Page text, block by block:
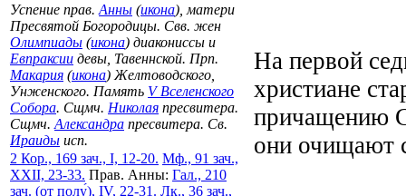
Успение прав. Анны (икона), матери
Пресвятой Богородицы. Свв. жен
Олимпиады (икона) диакониссы и
Евпраксии девы, Тавеннской. Прп.
Макария (икона) Желтоводского,
Унженского. Память V Вселенского
Собора. Сщмч. Николая пресвитера.
Сщмч. Александра пресвитера. Св.
Ираиды исп.
2 Кор., 169 зач., I, 12-20. Мф., 91 зач.,
XXII, 23-33. Прав. Анны: Гал., 210
зач. (от полу́), IV, 22-31. Лк., 36 зач.,
На первой
христиане
причащению
они очищают